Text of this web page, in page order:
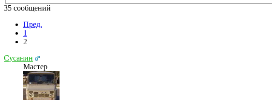
35 сообщений
Пред.
1
2
Сусанин
Мастер